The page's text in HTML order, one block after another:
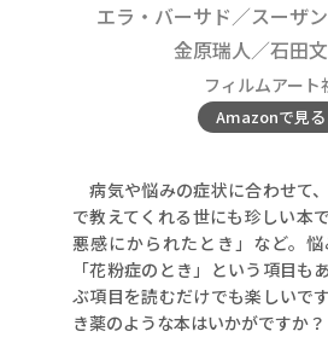
エラ・バーサド／スーザ
金原瑞人／石田
フィルムアート
Amazonで見る
病気や悩みの症状に合わせて
で教えてくれる世にも珍しい本
悪感にかられたとき」など。悩
「花粉症のとき」という項目も
ぶ項目を読むだけでも楽しいで
き薬のような本はいかがですか？